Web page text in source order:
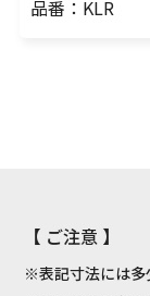
品番：KLR
【 ご注意 】
※表記寸法には多